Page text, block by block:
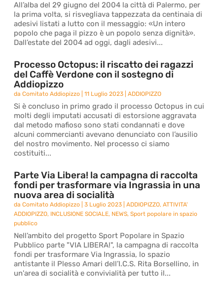
All’alba del 29 giugno del 2004 la città di Palermo, per
la prima volta, si risvegliava tappezzata da centinaia di
adesivi listati a lutto con il messaggio: «Un intero
popolo che paga il pizzo è un popolo senza dignità».
Dall’estate del 2004 ad oggi, dagli adesivi...
Processo Octopus: il riscatto dei ragazzi
del Caffè Verdone con il sostegno di
Addiopizzo
daComitato Addiopizzo |11 Luglio 2023 |ADDIOPIZZO
Si è concluso in primo grado il processo Octopus in cui
molti degli imputati accusati di estorsione aggravata
dal metodo mafioso sono stati condannati e dove
alcuni commercianti avevano denunciato con l’ausilio
del nostro movimento. Nel processo ci siamo
costituiti...
Parte Via Libera! la campagna di raccolta
fondi per trasformare via Ingrassia in una
nuova area di socialità
daComitato Addiopizzo |3 Luglio 2023 |ADDIOPIZZO,ATTIVITA'
ADDIOPIZZO, INCLUSIONE SOCIALE, NEWS,Sport popolare in spazio
pubblico
Nell’ambito del progetto Sport Popolare in Spazio
Pubblico parte "VIA LIBERA!", la campagna di raccolta
fondi per trasformare Via Ingrassia, lo spazio
antistante il Plesso Amari dell’I.C.S. Rita Borsellino, in
un'area di socialità e convivialità per tutto il...